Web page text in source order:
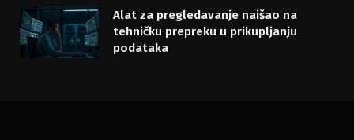
Alat za pregledavanje naišao na
tehničku prepreku u prikupljanju
podataka